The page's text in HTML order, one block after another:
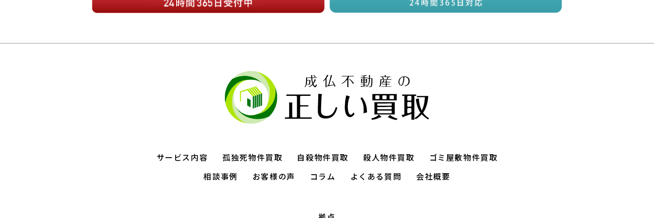
サービス内容 孤独死物件買取 自殺物件買取 殺人物件買取
ゴミ屋敷物件買取
相談事例
お客様の声 コラム よくある質問 会社概要